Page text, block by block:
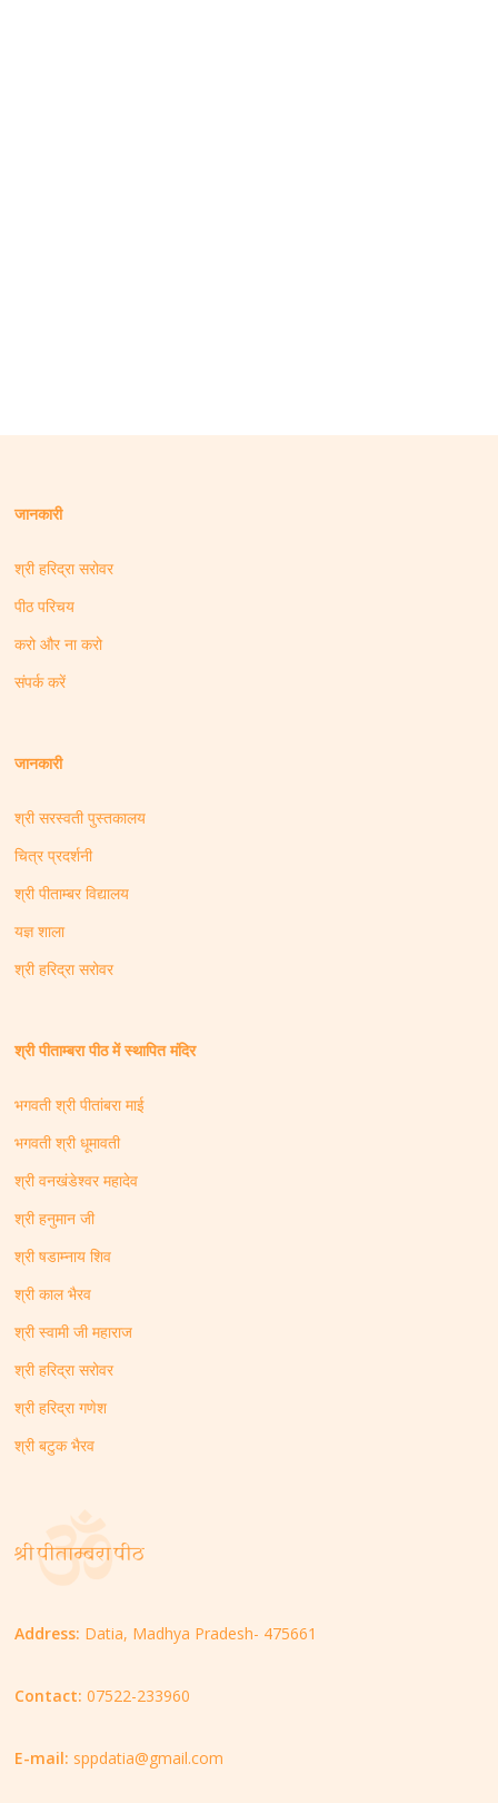
जानकारी
श्री हरिद्रा सरोवर
पीठ परिचय
करो और ना करो
संपर्क करें
जानकारी
श्री सरस्वती पुस्तकालय
चित्र प्रदर्शनी
श्री पीताम्बर विद्यालय
यज्ञ शाला
श्री हरिद्रा सरोवर
श्री पीताम्बरा पीठ में स्थापित मंदिर
भगवती श्री पीतांबरा माई
भगवती श्री धूमावती
श्री वनखंडेश्वर महादेव
श्री हनुमान जी
श्री षडाम्नाय शिव
श्री काल भैरव
श्री स्वामी जी महाराज
श्री हरिद्रा सरोवर
श्री हरिद्रा गणेश
श्री बटुक भैरव
Address: Datia, Madhya Pradesh- 475661
Contact: 07522-233960
E-mail: sppdatia@gmail.com